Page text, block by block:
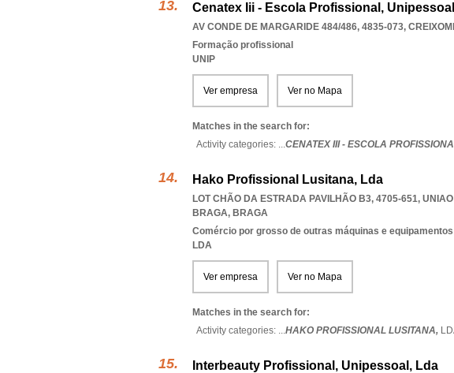
Cenatex Iii - Escola Profissional,
AV CONDE DE MARGARIDE 484/486, 4835-073,
Formação profissional
UNIP
Ver empresa Ver no Mapa
Matches in the search for:
Activity categories: ...CENATEX III - ESCOLA
Hako Profissional Lusitana, Lda
LOT CHÃO DA ESTRADA PAVILHÃO B3, 4705-651,
BRAGA, BRAGA
Comércio por grosso de outras máquinas e equipamentos
LDA
Ver empresa Ver no Mapa
Matches in the search for:
Activity categories: ...HAKO PROFISSIONAL LUSITANA,
Interbeauty Profissional, Unipessoal, Lda